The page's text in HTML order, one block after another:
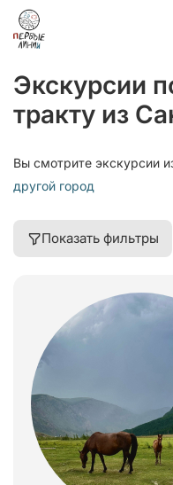
Экскурсии
тракту из
Вы смотрите экскурсии
другой город
Показать фильтры